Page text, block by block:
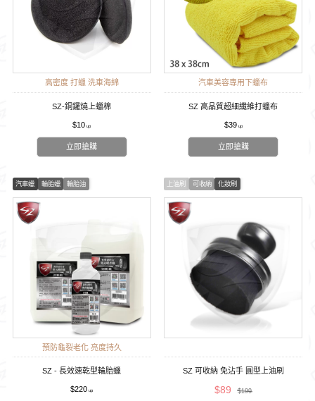
高密度 打蠟 洗車海綿
SZ-銅鑼燒上蠟棉
$10
立即搶購
汽車美容專用下蠟布
SZ 高品質超細纖維打蠟布
$39
立即搶購
汽車蠟 輪胎蠟 輪胎油
預防龜裂老化 亮度持久
SZ - 長效速乾型輪胎蠟
$220
上油刷 可收納 化妝刷
SZ 可收納 免沾手 圓型上油刷
$89 $199